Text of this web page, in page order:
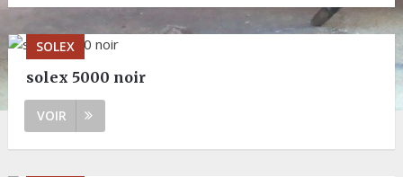
SOLEX
solex 5000 noir
VOIR